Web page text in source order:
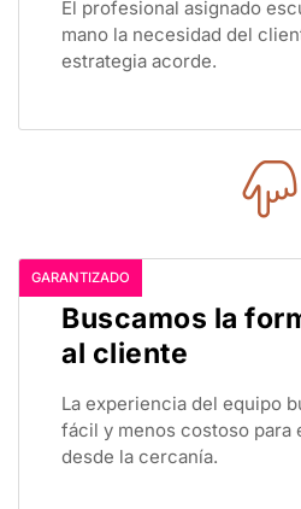
estrategia acorde.
Buscamos la
al cliente
La experiencia del equipo
fácil y menos costoso para
desde la cercanía.